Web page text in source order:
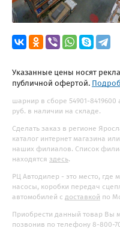
Указанные цены носят
публичной офертой.
шарнир в сборе 54901-8419600
руб. в наличии на складе.
Сделать заказ в регионе
каталог интернет магазина
наших филиалов. Список
находятся здесь.
РЦ Автодилер - это место, где
насосы, коробки передач
автомобилей с доставкой по
Приобрести данный товар Вы
позвонив по телефону 8-800-